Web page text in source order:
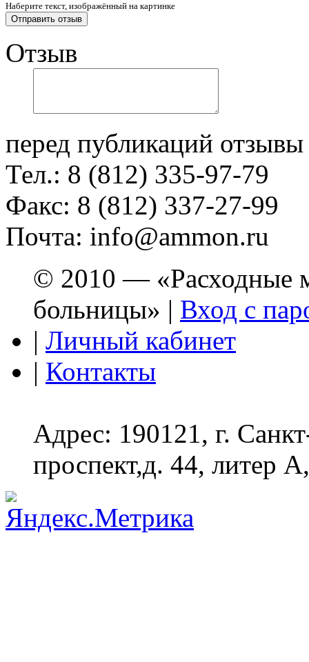
Наберите текст, изображённый на картинке
Отзыв
перед публикаций
Тел.: 8 (812) 335-97-79
Факс: 8 (812) 337-27-99
Почта: info@ammon.ru
© 2010 — «Расходные
больницы» | Вход с
| Личный кабинет
| Контакты
Адрес: 190121, г.
проспект,д. 44, литер